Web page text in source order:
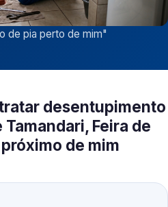
de pia perto de mim"
desentupimento
Tamandari, Feira de
de mim